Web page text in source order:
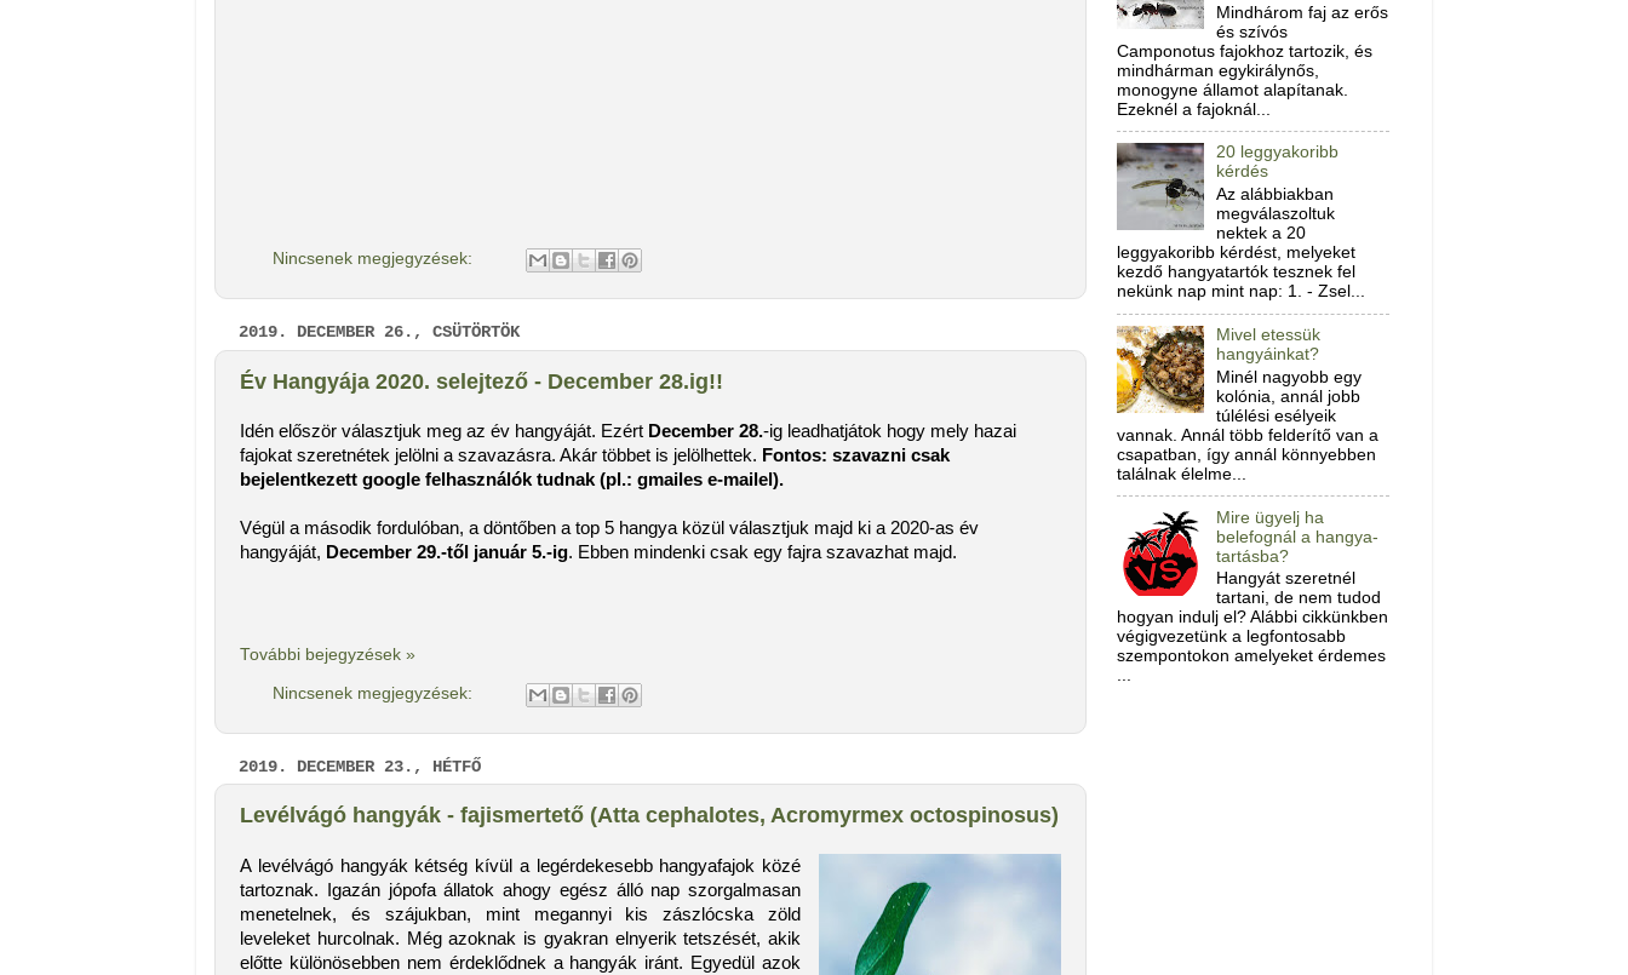
Nincsenek megjegyzések:
2019. DECEMBER 26., CSÜTÖRTÖK
Év Hangyája 2020. selejtező - December 28.ig!!
Idén először választjuk meg az év hangyáját. Ezért December 28.-ig leadhatjátok hogy mely hazai
fajokat szeretnétek jelölni a szavazásra. Akár többet is jelölhettek. Fontos: szavazni csak
bejelentkezett google felhasználók tudnak (pl.: gmailes e-mailel).
Végül a második fordulóban, a döntőben a top 5 hangya közül választjuk majd ki a 2020-as év
hangyáját, December 29.-től január 5.-ig. Ebben mindenki csak egy fajra szavazhat majd.
További bejegyzések »
Nincsenek megjegyzések:
2019. DECEMBER 23., HÉTFŐ
Levélvágó hangyák - fajismertető (Atta cephalotes, Acromyrmex octospinosus)
A levélvágó hangyák kétség kívül a legérdekesebb hangyafajok közé
tartoznak. Igazán jópofa állatok ahogy egész álló nap szorgalmasan
menetelnek, és szájukban, mint megannyi kis zászlócska zöld
leveleket hurcolnak. Még azoknak is gyakran elnyerik tetszését, akik
előtte különösebben nem érdeklődnek a hangyák iránt. Egyedül azok
Mindhárom faj az erős
és szívós
Camponotus fajokhoz tartozik, és
mindhárman egykirálynős,
monogyne államot alapítanak.
Ezeknél a fajoknál...
20 leggyakoribb
kérdés
Az alábbiakban
megválaszoltuk
nektek a 20
leggyakoribb kérdést, melyeket
kezdő hangyatartók tesznek fel
nekünk nap mint nap: 1. - Zsel...
Mivel etessük
hangyáinkat?
Minél nagyobb egy
kolónia, annál jobb
túlélési esélyeik
vannak. Annál több felderítő van a
csapatban, így annál könnyebben
találnak élelme...
Mire ügyelj ha
belefognál a hangya-
tartásba?
Hangyát szeretnél
tartani, de nem tudod
hogyan indulj el? Alábbi cikkünkben
végigvezetünk a legfontosabb
szempontokon amelyeket érdemes
...